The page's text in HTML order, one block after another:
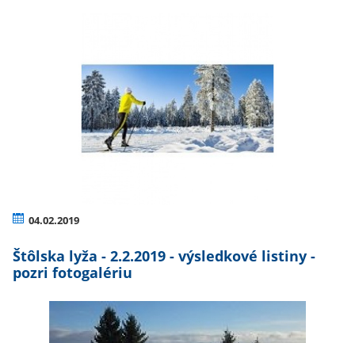
04.02.2019
Štôlska lyža - 2.2.2019 - výsledkové listiny -
pozri fotogalériu